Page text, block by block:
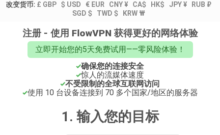
改变货币: £ GBP $ USD € EUR CNY ¥ CA$ HK$ JPY ¥
RUB ₽
SGD $
TWD $ KRW ₩
注册 - 使用 FlowVPN 获得更好的网络体验
立即开始您的5天免费试用——零风险体验！
确保您的连接安全
惊人的流媒体速度
不受限制的全球互联网访问
使用 10 台设备连接到 70 多个国家/地区的服务器
1. 输入您的目标